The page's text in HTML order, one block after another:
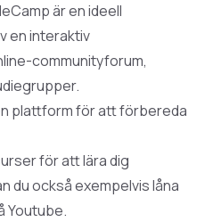
är en ideell
en interaktiv
communityforum,
plattform för att förbereda
för att lära dig
du också exempelvis låna
Youtube.